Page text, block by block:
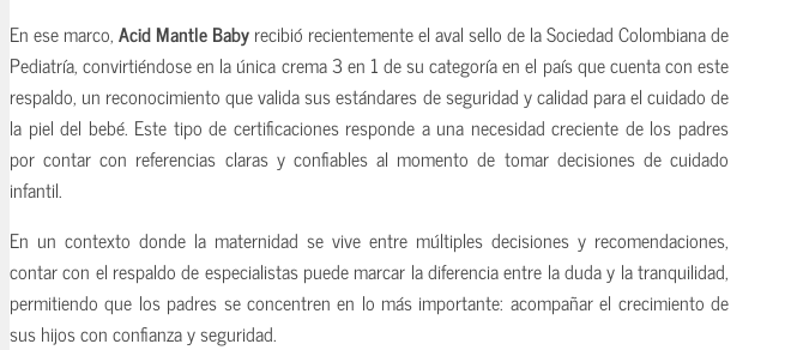
En ese marco,Acid Mantle Babyrecibió recientemente el aval sello de la Sociedad Colombiana de
Pediatría, convirtiéndose en la única crema 3 en 1 de su categoría en el país que cuenta con este
respaldo, un reconocimiento que valida sus estándares de seguridad y calidad para el cuidado de
la piel del bebé. Este tipo de certificaciones responde a una necesidad creciente de los padres
por contar con referencias claras y confiables al momento de tomar decisiones de cuidado
infantil.
En un contexto donde la maternidad se vive entre múltiples decisiones y recomendaciones,
contar con el respaldo de especialistas puede marcar la diferencia entre la duda y la tranquilidad,
permitiendo que los padres se concentren en lo más importante: acompañar el crecimiento de
sus hijos con confianza y seguridad.